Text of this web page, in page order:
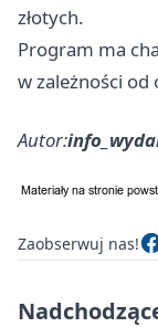
złotych.
Program ma
w zależności od
Autor:
Zaobserwuj nas!